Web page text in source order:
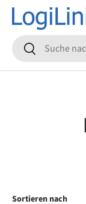
Direkt zum
Suchen
Suchen
Sortieren nach